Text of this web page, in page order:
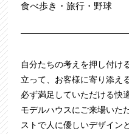
食べ歩き・旅行・野球
自分たちの考えを押し付け
立って、お客様に寄り添え
必ず満足していただける快
モデルハウスにご来場いた
ストで人に優しいデザイン